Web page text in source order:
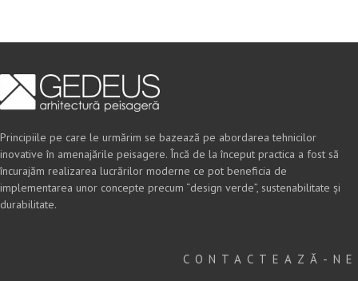
Principiile pe care le urmărim se bazează pe abordarea tehnicilor
inovative în amenajările peisagere. Încă de la început practica a fost să
încurajăm realizarea lucrărilor moderne ce pot beneficia de
implementarea unor concepte precum “design verde”, sustenabilitate și
durabilitate.
CONTACTEAZĂ-NE